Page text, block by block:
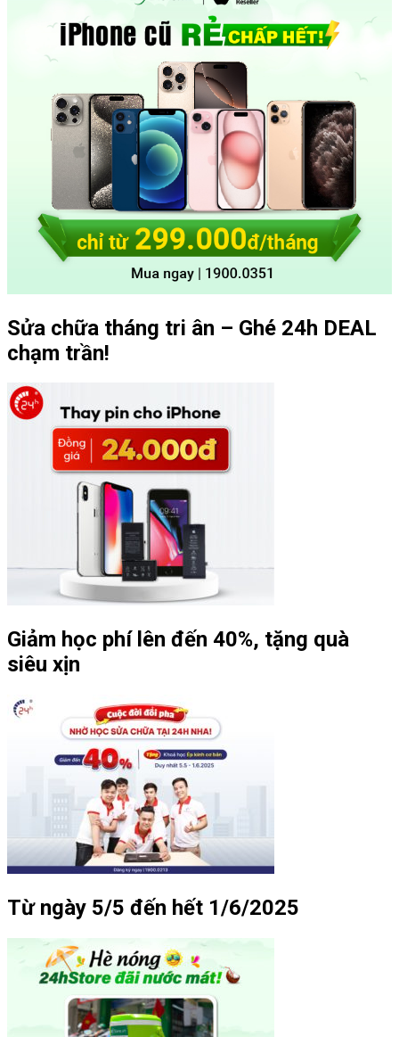
Sửa chữa tháng tri ân – Ghé 24h DEAL
chạm trần!
Giảm học phí lên đến 40%, tặng quà
siêu xịn
Từ ngày 5/5 đến hết 1/6/2025